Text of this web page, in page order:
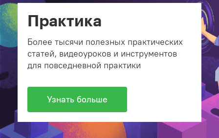
Практика
Более тысячи полезных практических
статей, видеоуроков и инструментов
для повседневной практики
Узнать больше